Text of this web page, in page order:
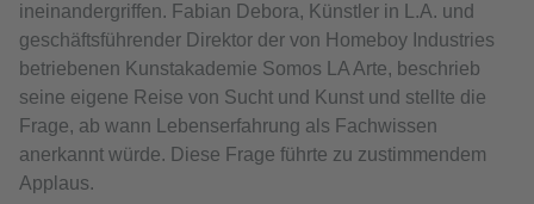
ineinandergriffen. Fabian Debora, Künstler in L.A. und
geschäftsführender Direktor der von Homeboy Industries
betriebenen Kunstakademie Somos LA Arte, beschrieb
seine eigene Reise von Sucht und Kunst und stellte die
Frage, ab wann Lebenserfahrung als Fachwissen
anerkannt würde. Diese Frage führte zu zustimmendem
Applaus.